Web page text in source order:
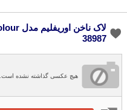
38987
هیچ عکسی گذاشته نشده است.